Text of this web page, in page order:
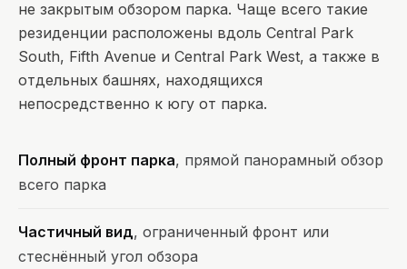
не закрытым обзором парка. Чаще всего такие
резиденции расположены вдоль Central Park
South, Fifth Avenue и Central Park West, а также в
отдельных башнях, находящихся
непосредственно к югу от парка.
Полный фронт парка, прямой панорамный обзор
всего парка
Частичный вид, ограниченный фронт или
стеснённый угол обзора